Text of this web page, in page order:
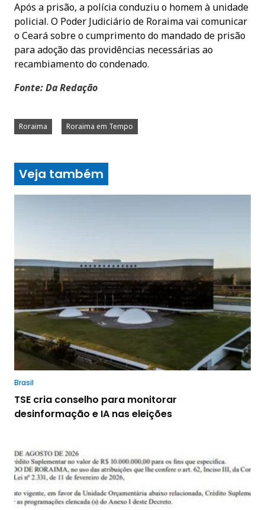
Após a prisão, a polícia conduziu o homem à unidade
policial. O Poder Judiciário de Roraima vai comunicar
o Ceará sobre o cumprimento do mandado de prisão
para adoção das providências necessárias ao
recambiamento do condenado.
Fonte: Da Redação
Roraima Roraima em Tempo
Veja também
Brasil
TSE cria conselho para monitorar
desinformação e IA nas eleições